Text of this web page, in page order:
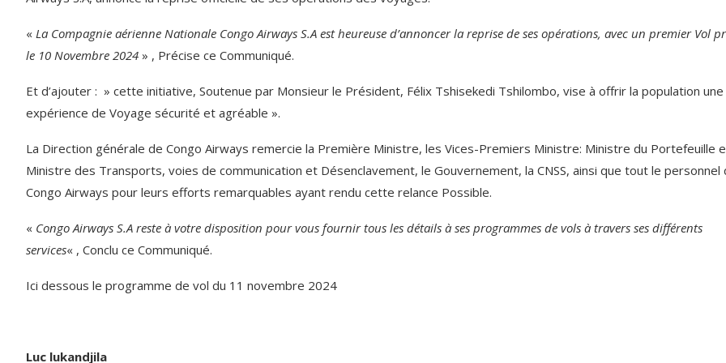
« La Compagnie aérienne Nationale Congo Airways S.A est heureuse d’annoncer la reprise de ses opérations, avec un premier Vol
le 10 Novembre 2024 » , Précise ce Communiqué.
Et d’ajouter : » cette initiative, Soutenue par Monsieur le Président, Félix Tshisekedi Tshilombo, vise à offrir la population une
expérience de Voyage sécurité et agréable ».
La Direction générale de Congo Airways remercie la Première Ministre, les Vices-Premiers Ministre: Ministre du Portefeuille
Ministre des Transports, voies de communication et Désenclavement, le Gouvernement, la CNSS, ainsi que tout le personnel
Congo Airways pour leurs efforts remarquables ayant rendu cette relance Possible.
« Congo Airways S.A reste à votre disposition pour vous fournir tous les détails à ses programmes de vols à travers ses différents
services« , Conclu ce Communiqué.
Ici dessous le programme de vol du 11 novembre 2024
Luc lukandjila